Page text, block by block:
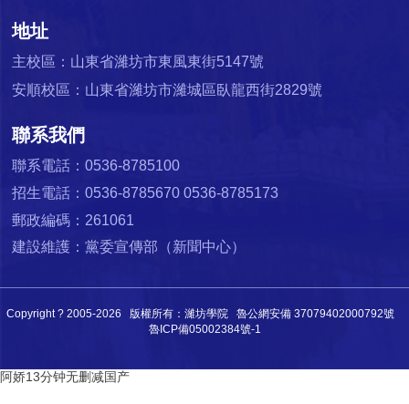
地址
主校區：山東省濰坊市東風東街5147號
安順校區：山東省濰坊市濰城區臥龍西街2829號
聯系我們
聯系電話：0536-8785100
招生電話：0536-8785670 0536-8785173
郵政編碼：261061
建設維護：黨委宣傳部（新聞中心）
Copyright ? 2005-2026 版權所有：濰坊學院 魯公網安備 37079402000792號
魯ICP備05002384號-1
阿娇13分钟无删减国产